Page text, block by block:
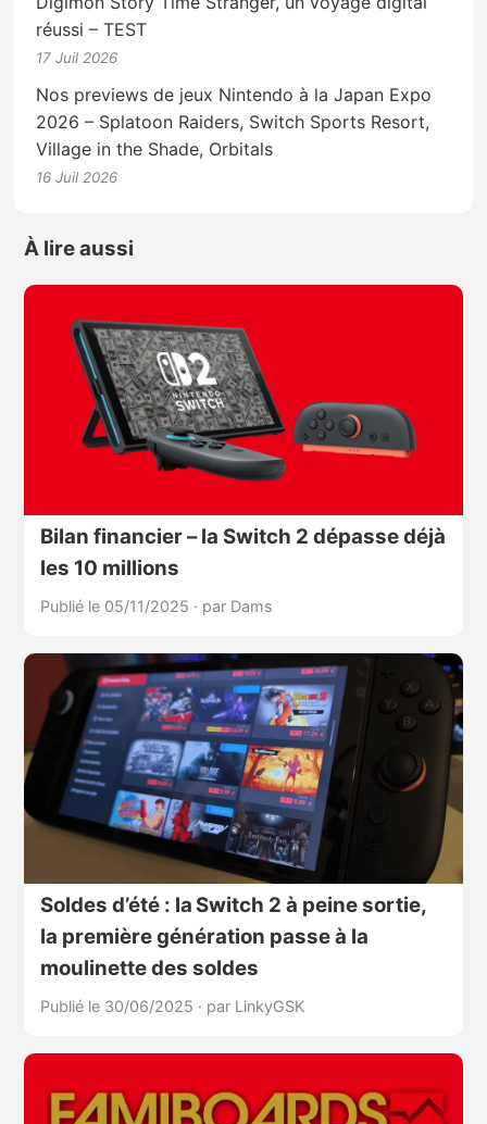
réussi – TEST
17 Juil 2026
Nos previews de jeux Nintendo à la Japan Expo
2026 – Splatoon Raiders, Switch Sports Resort,
Village in the Shade, Orbitals
16 Juil 2026
À lire aussi
Bilan financier – la Switch 2 dépasse déjà
les 10 millions
Publié le 05/11/2025 · par Dams
Soldes d’été : la Switch 2 à peine sortie,
la première génération passe à la
moulinette des soldes
Publié le 30/06/2025 · par LinkyGSK